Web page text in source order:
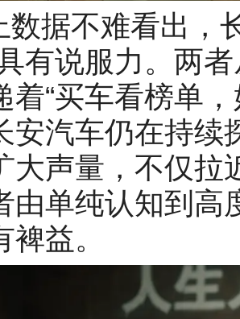
数据不难看出，
有说服力。两
着“买车看榜单
安汽车仍在持续
大声量，不仅拉
由单纯认知到高
益。